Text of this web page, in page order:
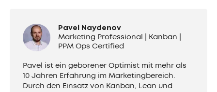
Pavel Naydenov
Marketing Professional | Kanban |
PPM Ops Certified
Pavel ist ein geborener Optimist mit mehr als
10 Jahren Erfahrung im Marketingbereich.
Durch den Einsatz von Kanban, Lean und